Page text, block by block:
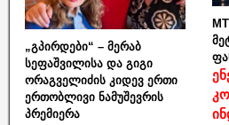
„გპირდები“ – მერაბ
სეფაშვილისა და გიგი
ორაგველიძის კიდევ ერთი
ერთობლივი ნამუშევრის
პრემიერა